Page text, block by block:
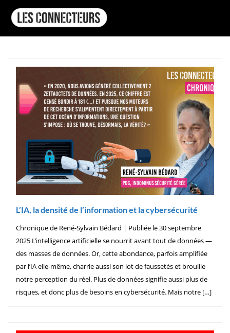
L’IA, la densité de l’information et la cybersécurité
Chronique de René-Sylvain Bédard | Publiée le 30 septembre
2025 L’intelligence artificielle se nourrit avant tout de données —
des masses de données. Or, cette abondance, parfois amplifiée
par l’IA elle-même, charrie aussi son lot de faussetés et brouille
notre perception du réel. Plus de données signifie aussi plus de
risques, et donc plus de besoins en cybersécurité. Mais notre […]